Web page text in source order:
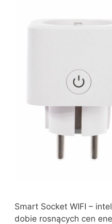
Smart Socket WIFI –
dobie rosnących cen